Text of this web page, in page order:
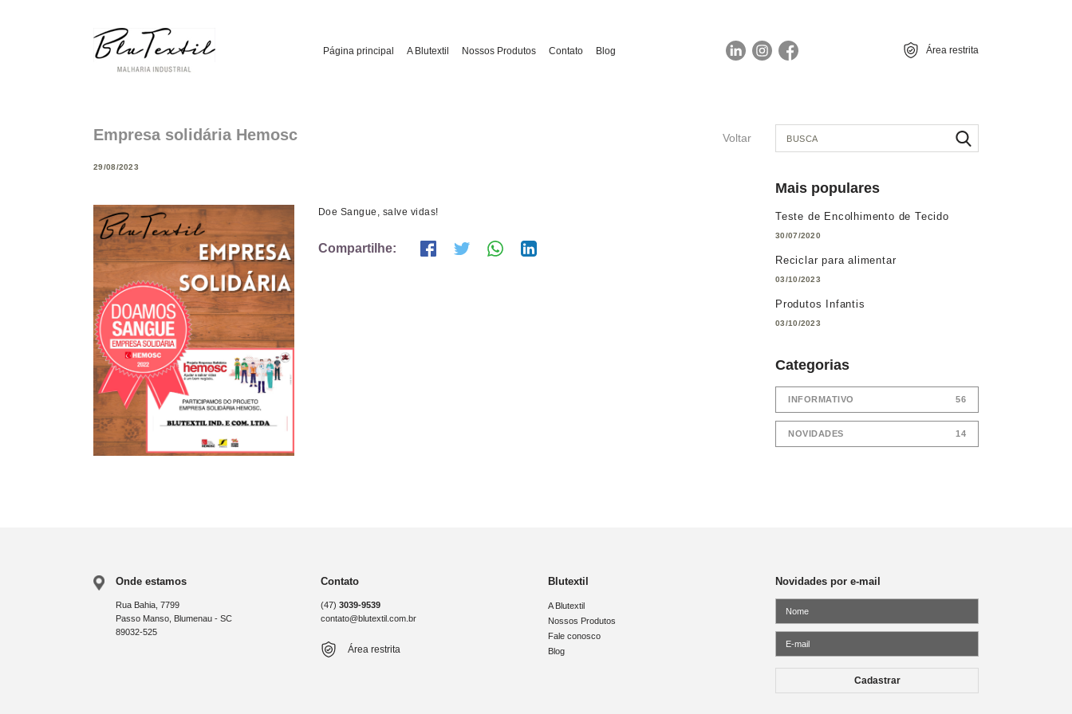
Página principal A Blutextil Nossos Produtos Contato Blog Área restrita
Empresa solidária Hemosc
29/08/2023
Voltar
Doe Sangue, salve vidas!
Compartilhe:
Mais populares
Teste de Encolhimento de Tecido
30/07/2020
Reciclar para alimentar
03/10/2023
Produtos Infantis
03/10/2023
Categorias
INFORMATIVO 56
NOVIDADES 14
Onde estamos
Rua Bahia, 7799
Passo Manso, Blumenau - SC
89032-525
Contato
(47) 3039-9539
contato@blutextil.com.br
Área restrita
Blutextil
A Blutextil
Nossos Produtos
Fale conosco
Blog
Novidades por e-mail
Cadastrar